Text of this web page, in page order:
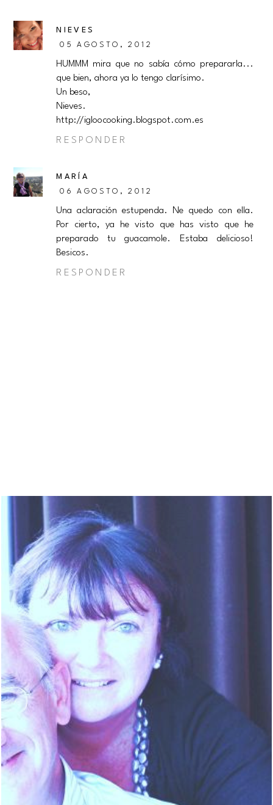
NIEVES
05 AGOSTO, 2012
HUMMM mira que no sabía cómo prepararla...
que bien, ahora ya lo tengo clarísimo.
Un beso,
Nieves.
http://igloocooking.blogspot.com.es
RESPONDER
MARÍA
06 AGOSTO, 2012
Una aclaración estupenda. Ne quedo con ella.
Por cierto, ya he visto que has visto que he
preparado tu guacamole. Estaba delicioso!
Besicos.
RESPONDER